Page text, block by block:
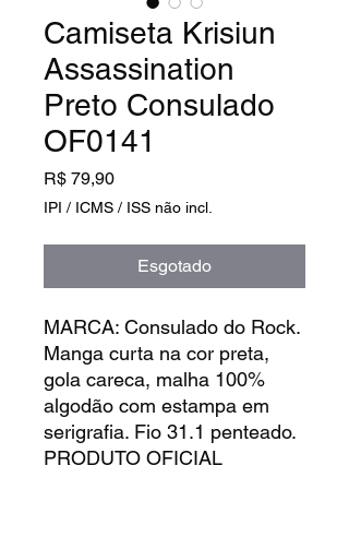
Camiseta Krisiun
Assassination
Preto Consulado
OF0141
R$ 79,90Preço
IPI / ICMS / ISS não incl.
Esgotado
MARCA: Consulado do Rock.
Manga curta na cor preta,
gola careca, malha 100%
algodão com estampa em
serigrafia. Fio 31.1 penteado.
PRODUTO OFICIAL